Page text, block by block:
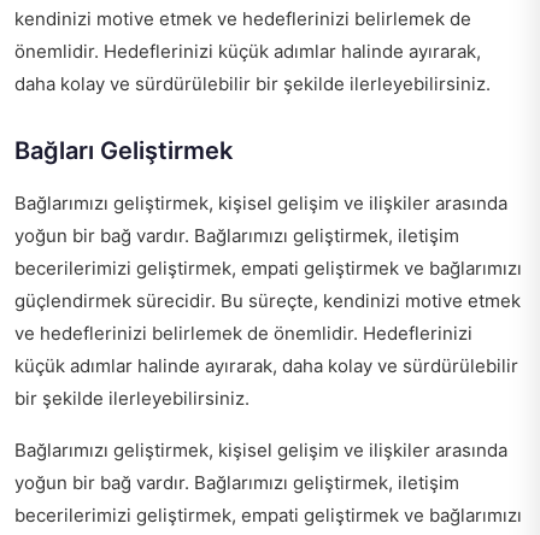
kendinizi motive etmek ve hedeflerinizi belirlemek de
önemlidir. Hedeflerinizi küçük adımlar halinde ayırarak,
daha kolay ve sürdürülebilir bir şekilde ilerleyebilirsiniz.
Bağları Geliştirmek
Bağlarımızı geliştirmek, kişisel gelişim ve ilişkiler arasında
yoğun bir bağ vardır. Bağlarımızı geliştirmek, iletişim
becerilerimizi geliştirmek, empati geliştirmek ve bağlarımızı
güçlendirmek sürecidir. Bu süreçte, kendinizi motive etmek
ve hedeflerinizi belirlemek de önemlidir. Hedeflerinizi
küçük adımlar halinde ayırarak, daha kolay ve sürdürülebilir
bir şekilde ilerleyebilirsiniz.
Bağlarımızı geliştirmek, kişisel gelişim ve ilişkiler arasında
yoğun bir bağ vardır. Bağlarımızı geliştirmek, iletişim
becerilerimizi geliştirmek, empati geliştirmek ve bağlarımızı